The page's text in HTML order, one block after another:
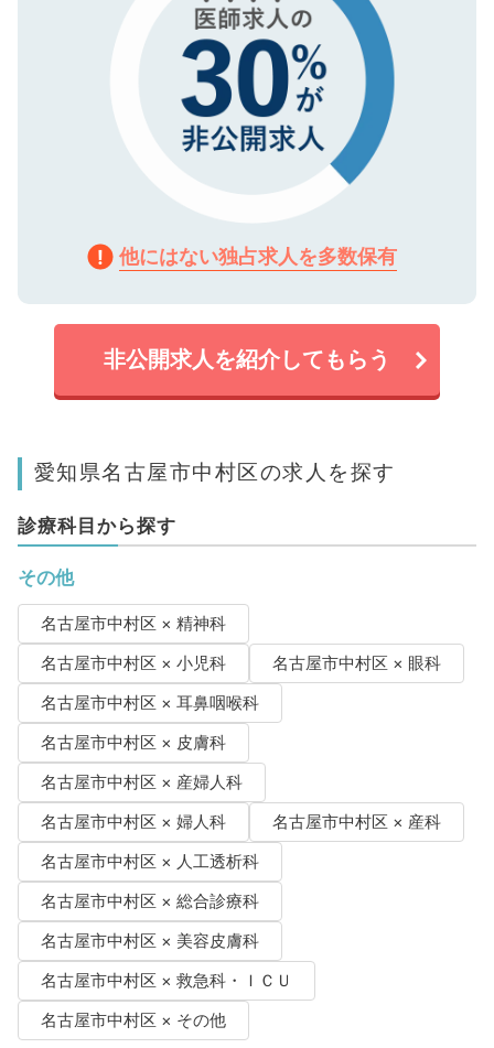
他にはない独占求人を多数保有
非公開求人を紹介してもらう
愛知県名古屋市中村区の求人を探す
診療科目から探す
その他
名古屋市中村区 × 精神科
名古屋市中村区 × 小児科
名古屋市中村区 × 眼科
名古屋市中村区 × 耳鼻咽喉科
名古屋市中村区 × 皮膚科
名古屋市中村区 × 産婦人科
名古屋市中村区 × 婦人科
名古屋市中村区 × 産科
名古屋市中村区 × 人工透析科
名古屋市中村区 × 総合診療科
名古屋市中村区 × 美容皮膚科
名古屋市中村区 × 救急科・ＩＣＵ
名古屋市中村区 × その他